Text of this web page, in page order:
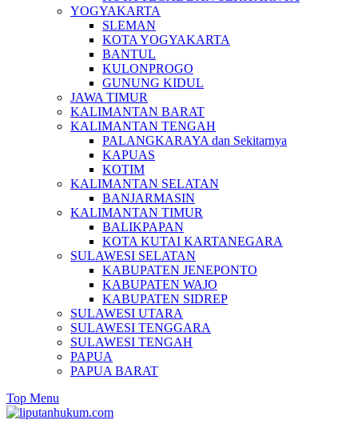
YOGYAKARTA
SLEMAN
KOTA YOGYAKARTA
BANTUL
KULONPROGO
GUNUNG KIDUL
JAWA TIMUR
KALIMANTAN BARAT
KALIMANTAN TENGAH
PALANGKARAYA dan Sekitarnya
KAPUAS
KOTIM
KALIMANTAN SELATAN
BANJARMASIN
KALIMANTAN TIMUR
BALIKPAPAN
KOTA KUTAI KARTANEGARA
SULAWESI SELATAN
KABUPATEN JENEPONTO
KABUPATEN WAJO
KABUPATEN SIDREP
SULAWESI UTARA
SULAWESI TENGGARA
SULAWESI TENGAH
PAPUA
PAPUA BARAT
Top Menu